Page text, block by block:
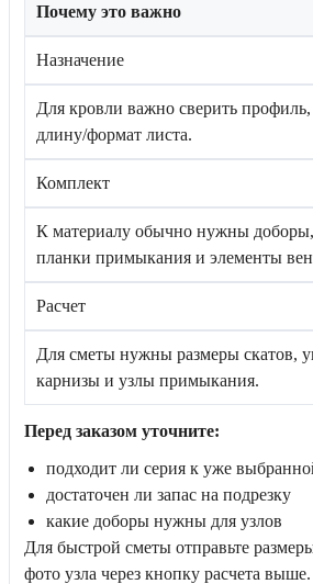
Почему это важно
Назначение
Для кровли важно сверить
длину/формат листа.
Комплект
К материалу обычно нужны
планки примыкания и элементы
Расчет
Для сметы нужны размеры скатов,
карнизы и узлы примыкания.
Перед заказом уточните:
подходит ли серия к уже
достаточен ли запас на подрезку
какие доборы нужны для узлов
Для быстрой сметы отправьте
фото узла через кнопку расчета